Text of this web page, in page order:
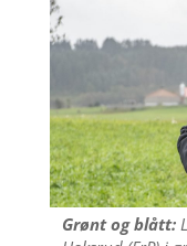
Grønt og blått: